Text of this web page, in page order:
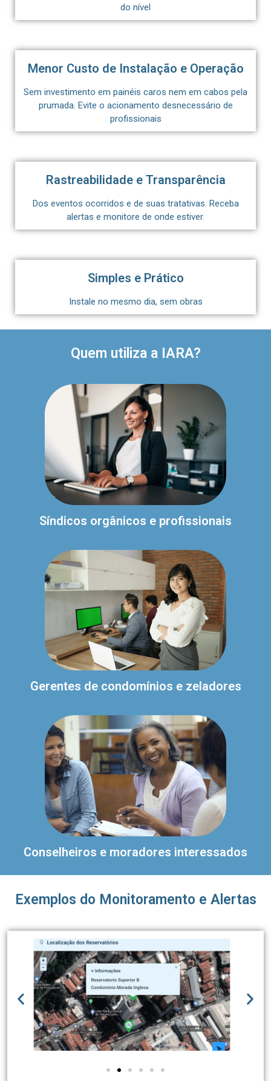
do nível
Menor Custo de Instalação e Operação
Sem investimento em painéis caros nem em cabos pela
prumada. Evite o acionamento desnecessário de
profissionais
Rastreabilidade e Transparência
Dos eventos ocorridos e de suas tratativas. Receba
alertas e monitore de onde estiver.
Simples e Prático
Instale no mesmo dia, sem obras
Quem utiliza a IARA?
Síndicos orgânicos e profissionais
Gerentes de condomínios e zeladores
Conselheiros e moradores interessados
Exemplos do Monitoramento e Alertas